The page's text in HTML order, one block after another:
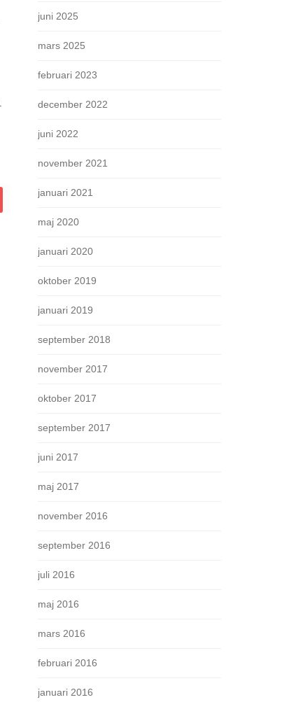
juni 2025
mars 2025
februari 2023
december 2022
juni 2022
november 2021
januari 2021
maj 2020
januari 2020
oktober 2019
januari 2019
september 2018
november 2017
oktober 2017
september 2017
juni 2017
maj 2017
november 2016
september 2016
juli 2016
maj 2016
mars 2016
februari 2016
januari 2016